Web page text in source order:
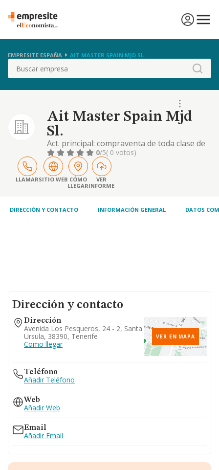
EMPRESITE ESPAÑA AIT MASTER SPAIN MJD SL.
Buscar
Ait Master Spain Mjd
Sl.
Act. principal: compraventa de toda clase de
alimentos, material para empacar alimentos,
maquinarias para alimentos y sus repuestos
(cnae actividad principal 4631). act.
complementarias: - comercio al por mayor
de frutas y hortalizas (4631). - comercio al
0/5( 0 votos)
LLAMARSITIO WEB CÓMO
LLEGAR
VER
INFORME
DIRECCIÓN Y CONTACTO INFORMACIÓN GENERAL DATOS
Dirección y contacto
Dirección
Avenida Los Pesqueros, 24 - 2, Santa
Ursula, 38390, Tenerife
Como llegar
VER EN MAPA
Teléfono
Añadir Teléfono
Web
Añadir Web
Email
Añadir Email